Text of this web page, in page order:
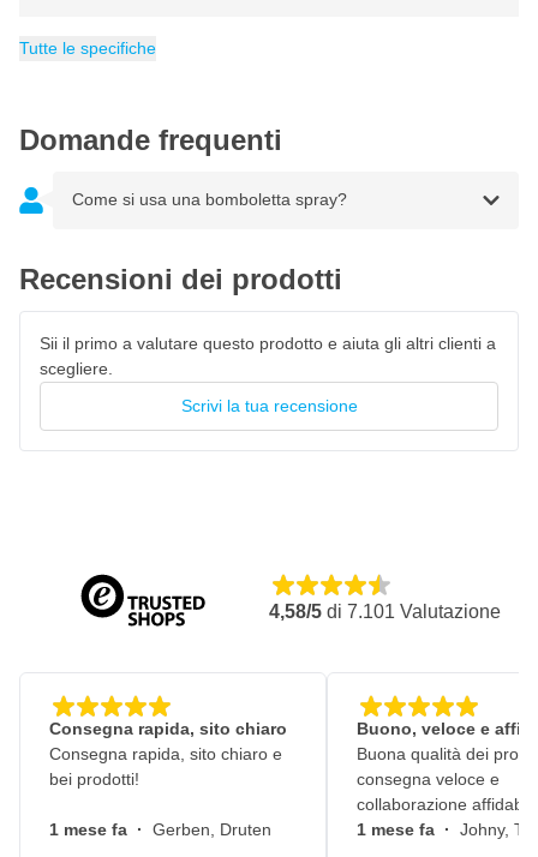
Aderisce perfettamente a pietra, cemento, legno, tela e altre
Può rimanere in posa per settimane o mesi (a seconda delle
Peso 400 g
Copertura massima m²
EAN 4048500376238
Contenuto
Indice di brillantezza
Categoria
Tutte le specifiche
Domande frequenti
Come si usa una bomboletta spray?
Recensioni dei prodotti
Sii il primo a valutare questo prodotto e aiuta gli altri clienti a
scegliere.
Scrivi la tua recensione
4,58/5 di 7.101 Valutazione
Consegna rapida, sito chiaro
Consegna rapida, sito chiaro e
bei prodotti!
1 mese fa · Gerben, Druten
Buono, veloce e
Buona qualità dei
consegna veloce e
collaborazione
1 mese fa · Johny,